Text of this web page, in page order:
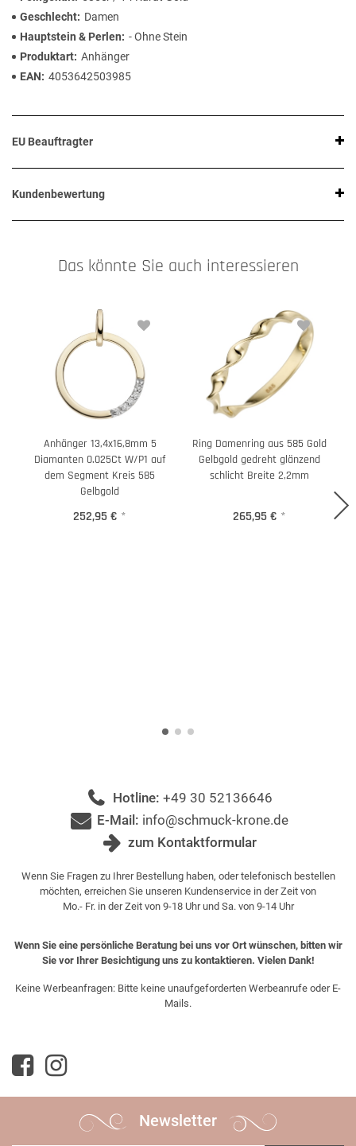
Geschlecht
Damen
Hauptstein & Perlen
- Ohne Stein
Produktart Anhänger
EAN
4053642503985
EU Beauftragter
Kundenbewertung
Das könnte Sie auch interessieren
Anhänger 13,4x16,8mm 5
Diamanten 0.025Ct W/P1 auf
dem Segment Kreis 585
Gelbgold
252,95 € *
Ring Damenring aus 585 Gold
Gelbgold gedreht glänzend
schlicht Breite 2,2mm
265,95 € *
Hotline: +49 30 52136646
E-Mail: info@schmuck-krone.de
zum Kontaktformular
Wenn Sie Fragen zu Ihrer Bestellung haben, oder telefonisch bestellen
möchten, erreichen Sie unseren Kundenservice in der Zeit von
Mo.- Fr. in der Zeit von 9-18 Uhr und Sa. von 9-14 Uhr
Wenn Sie eine persönliche Beratung bei uns vor Ort wünschen, bitten wir
Sie vor Ihrer Besichtigung uns zu kontaktieren. Vielen Dank!
Keine Werbeanfragen: Bitte keine unaufgeforderten Werbeanrufe oder E-
Mails.
Newsletter